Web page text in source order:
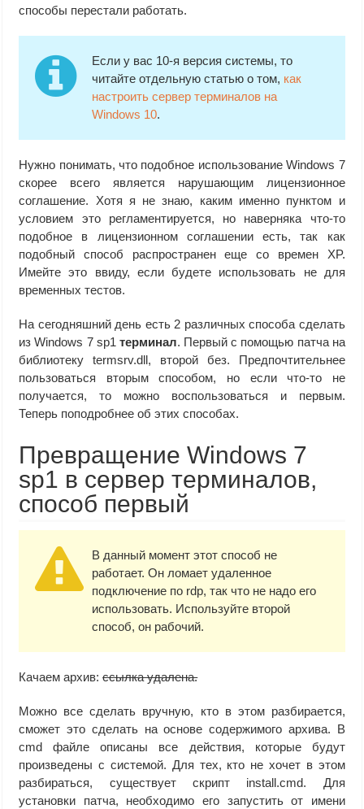
способы перестали работать.
Если у вас 10-я версия системы, то
читайте отдельную статью о том, как
настроить сервер терминалов на
Windows 10.
Нужно понимать, что подобное использование Windows 7
скорее всего является нарушающим лицензионное
соглашение. Хотя я не знаю, каким именно пунктом и
условием это регламентируется, но наверняка что-то
подобное в лицензионном соглашении есть, так как
подобный способ распространен еще со времен XP.
Имейте это ввиду, если будете использовать не для
временных тестов.
На сегодняшний день есть 2 различных способа сделать
из Windows 7 sp1 терминал. Первый с помощью патча на
библиотеку termsrv.dll, второй без. Предпочтительнее
пользоваться вторым способом, но если что-то не
получается, то можно воспользоваться и первым.
Теперь поподробнее об этих способах.
Превращение Windows 7
sp1 в сервер терминалов,
способ первый
В данный момент этот способ не
работает. Он ломает удаленное
подключение по rdp, так что не надо его
использовать. Используйте второй
способ, он рабочий.
Качаем архив:ссылка удалена.
Можно все сделать вручную, кто в этом разбирается,
сможет это сделать на основе содержимого архива. В
cmd файле описаны все действия, которые будут
произведены с системой. Для тех, кто не хочет в этом
разбираться, существует скрипт install.cmd. Для
установки патча, необходимо его запустить от имени